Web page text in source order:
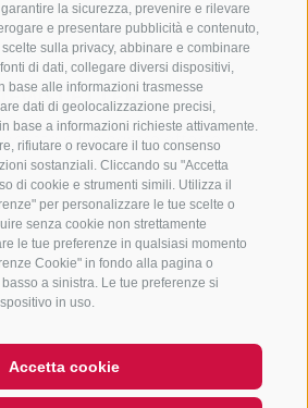
la sicurezza, prevenire e rilevare
e presentare pubblicità e contenuto,
sulla privacy, abbinare e combinare
di dati, collegare diversi dispositivi,
base alle informazioni trasmesse
dati di geolocalizzazione precisi,
base a informazioni richieste attivamente.
rifiutare o revocare il tuo consenso
sostanziali. Cliccando su "Accetta
di cookie e strumenti simili. Utilizza il
per personalizzare le tue scelte o
senza cookie non strettamente
le tue preferenze in qualsiasi momento
Cookie" in fondo alla pagina o
a sinistra. Le tue preferenze si
in uso.
Accetta cookie
ratschings.it
sulle nostre offerte
Registrati